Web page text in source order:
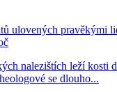
ulovených pravěkými
nalezištích leží kosti
se dlouho...